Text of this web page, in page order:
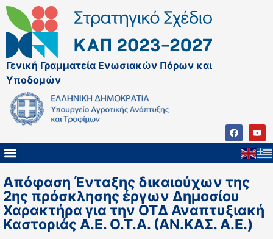
Γενική Γραμματεία Ενωσιακών Πόρων και
Υποδομών
Απόφαση Ένταξης δικαιούχων της
2ης πρόσκλησης έργων Δημοσίου
Χαρακτήρα για την ΟΤΔ Αναπτυξιακή
Καστοριάς Α.Ε. Ο.Τ.Α. (ΑΝ.ΚΑΣ. Α.Ε.)